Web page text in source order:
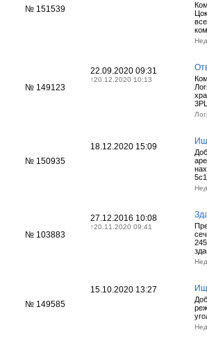
№ 151539
№ 149123
22.09.2020 09:31
↑20.12.2020 10:13
№ 150935
18.12.2020 15:09
№ 103883
27.12.2016 10:08
↑20.11.2020 09:41
№ 149585
15.10.2020 13:27